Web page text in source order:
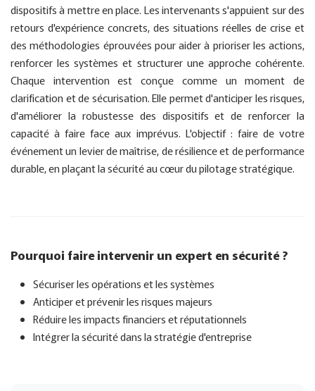
dispositifs à mettre en place. Les intervenants s'appuient sur des
retours d'expérience concrets, des situations réelles de crise et
des méthodologies éprouvées pour aider à prioriser les actions,
renforcer les systèmes et structurer une approche cohérente.
Chaque intervention est conçue comme un moment de
clarification et de sécurisation. Elle permet d'anticiper les risques,
d'améliorer la robustesse des dispositifs et de renforcer la
capacité à faire face aux imprévus. L'objectif : faire de votre
événement un levier de maîtrise, de résilience et de performance
durable, en plaçant la sécurité au cœur du pilotage stratégique.
Pourquoi faire intervenir un expert en sécurité ?
Sécuriser les opérations et les systèmes
Anticiper et prévenir les risques majeurs
Réduire les impacts financiers et réputationnels
Intégrer la sécurité dans la stratégie d'entreprise